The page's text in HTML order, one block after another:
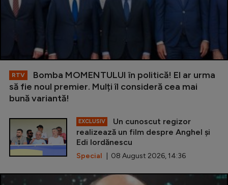
RTV
Bomba MOMENTULUI în politică! El ar urma
să fie noul premier. Mulți îl consideră cea mai
bună variantă!
EXCLUSIV
Un cunoscut regizor
realizează un film despre Anghel și
Edi Iordănescu
Special | 08 August 2026, 14:36